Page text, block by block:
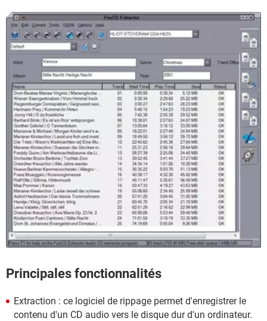
Principales fonctionnalités
Extraction : ce logiciel de rippage permet d'enregistrer le
contenu d'un CD audio vers le disque dur d'un ordinateur.